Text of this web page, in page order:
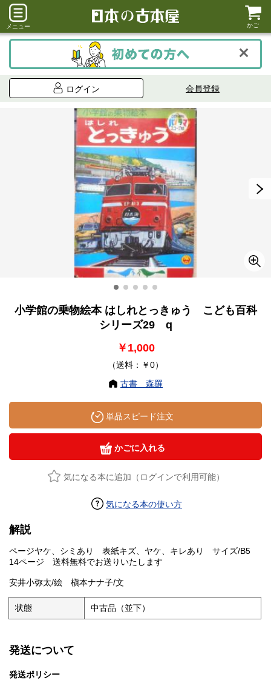
メニュー かご
ログイン 会員登録
小学館の乗物絵本 はしれとっきゅう こども百科
シリーズ29 q
￥1,000
（送料：￥0）
古書 森羅
単品スピード注文
かごに入れる
気になる本に追加（ログインで利用可能）
気になる本の使い方
解説
ページヤケ、シミあり 表紙キズ、ヤケ、キレあり サイズ/B5
14ページ 送料無料でお送りいたします
安井小弥太/絵 槇本ナナ子/文
状態 中古品（並下）
発送について
発送ポリシー